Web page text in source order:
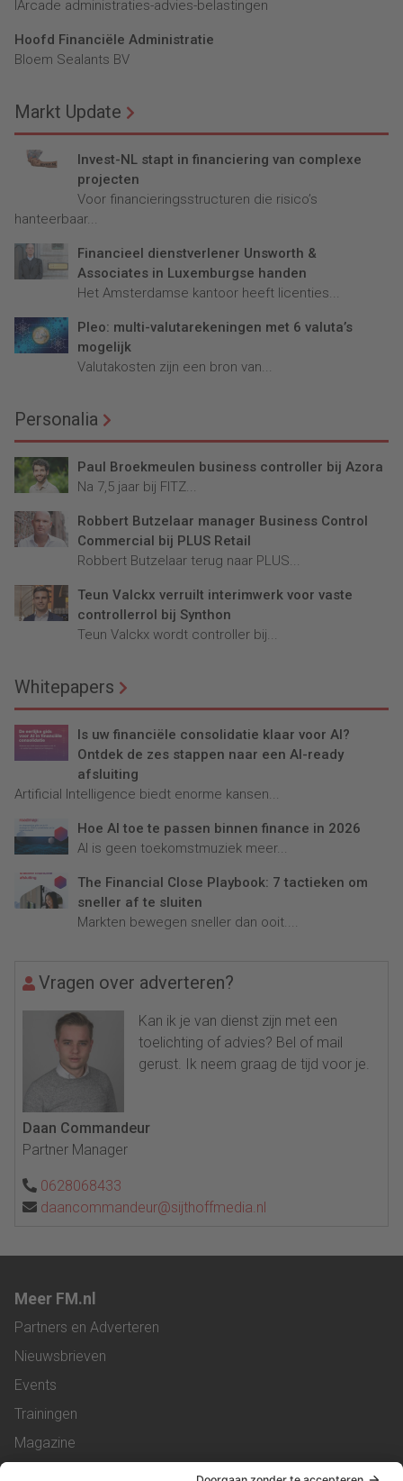
lArcade administraties-advies-belastingen
Hoofd Financiële Administratie
Bloem Sealants BV
Markt Update
Invest-NL stapt in financiering van complexe
projecten
Voor financieringsstructuren die risico’s
hanteerbaar...
Financieel dienstverlener Unsworth &
Associates in Luxemburgse handen
Het Amsterdamse kantoor heeft licenties...
Pleo: multi-valutarekeningen met 6 valuta’s
mogelijk
Valutakosten zijn een bron van...
Personalia
Paul Broekmeulen business controller bij Azora
Na 7,5 jaar bij FITZ...
Robbert Butzelaar manager Business Control
Commercial bij PLUS Retail
Robbert Butzelaar terug naar PLUS...
Teun Valckx verruilt interimwerk voor vaste
controllerrol bij Synthon
Teun Valckx wordt controller bij...
Whitepapers
Is uw financiële consolidatie klaar voor AI?
Ontdek de zes stappen naar een AI-ready
afsluiting
Artificial Intelligence biedt enorme kansen...
Hoe AI toe te passen binnen finance in 2026
AI is geen toekomstmuziek meer...
The Financial Close Playbook: 7 tactieken om
sneller af te sluiten
Markten bewegen sneller dan ooit....
Vragen over adverteren?
Kan ik je van dienst zijn met een
toelichting of advies? Bel of mail
gerust. Ik neem graag de tijd voor je.
Daan Commandeur
Partner Manager
0628068433
daancommandeur@sijthoffmedia.nl
Meer FM.nl
Partners en Adverteren
Nieuwsbrieven
Events
Trainingen
Magazine